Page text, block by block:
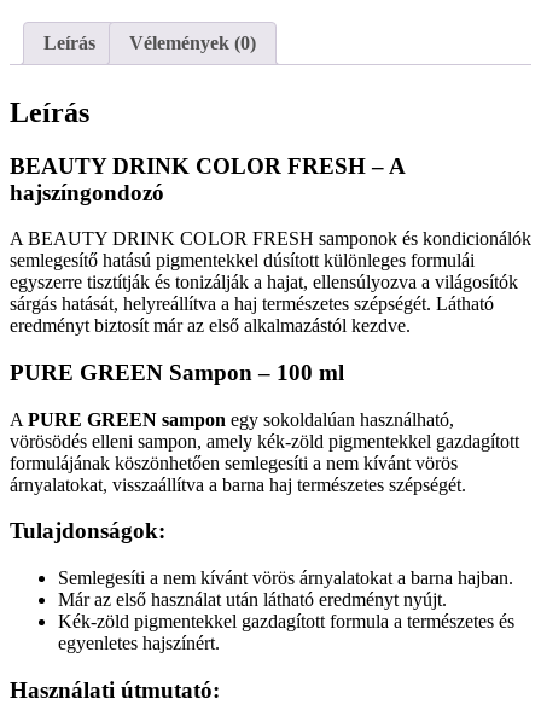
Leírás Vélemények (0)
Leírás
BEAUTY DRINK COLOR FRESH – A
hajszíngondozó
A BEAUTY DRINK COLOR FRESH samponok és kondicionálók
semlegesítő hatású pigmentekkel dúsított különleges formulái
egyszerre tisztítják és tonizálják a hajat, ellensúlyozva a világosítók
sárgás hatását, helyreállítva a haj természetes szépségét. Látható
eredményt biztosít már az első alkalmazástól kezdve.
PURE GREEN Sampon – 100 ml
A PURE GREEN sampon egy sokoldalúan használható,
vörösödés elleni sampon, amely kék-zöld pigmentekkel gazdagított
formulájának köszönhetően semlegesíti a nem kívánt vörös
árnyalatokat, visszaállítva a barna haj természetes szépségét.
Tulajdonságok:
Semlegesíti a nem kívánt vörös árnyalatokat a barna hajban.
Már az első használat után látható eredményt nyújt.
Kék-zöld pigmentekkel gazdagított formula a természetes és
egyenletes hajszínért.
Használati útmutató: